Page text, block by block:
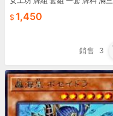
1,450
銷售 3